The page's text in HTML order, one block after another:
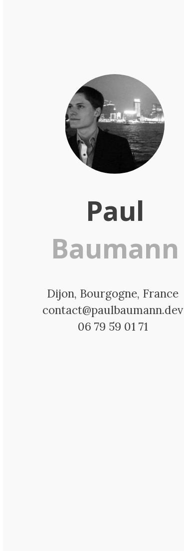
Paul
Baumann
Dijon, Bourgogne, France
contact@paulbaumann.dev
06 79 59 01 71